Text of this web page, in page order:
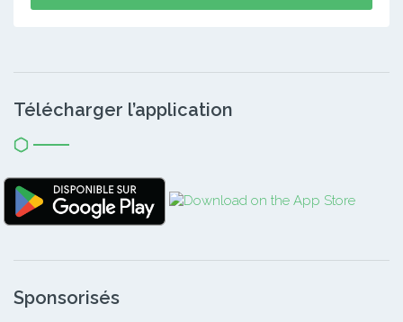
Télécharger l’application
Sponsorisés